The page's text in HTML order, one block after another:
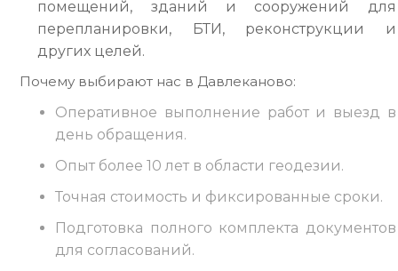
помещений, зданий и сооружений для
перепланировки, БТИ, реконструкции и
других целей.
Почему выбирают нас в Давлеканово:
Оперативное выполнение работ и выезд в
день обращения.
Опыт более 10 лет в области геодезии.
Точная стоимость и фиксированные сроки.
Подготовка полного комплекта документов
для согласований.